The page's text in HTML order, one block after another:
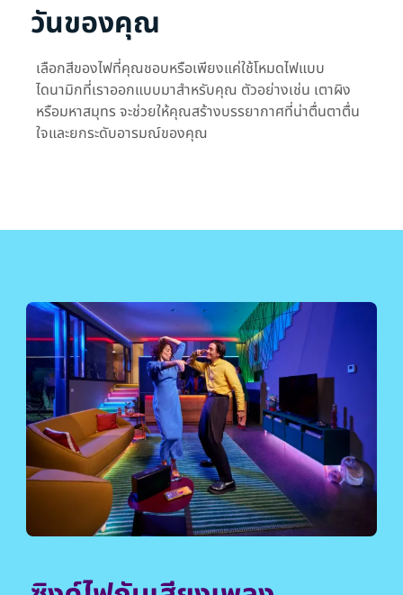
วันของคุณ
เลือกสีของไฟที่คุณชอบหรือเพียงแค่ใช้โหมดไฟแบบ
ไดนามิกที่เราออกแบบมาสำหรับคุณ ตัวอย่างเช่น เตาผิง
หรือมหาสมุทร จะช่วยให้คุณสร้างบรรยากาศที่น่าตื่นตาตื่น
ใจและยกระดับอารมณ์ของคุณ